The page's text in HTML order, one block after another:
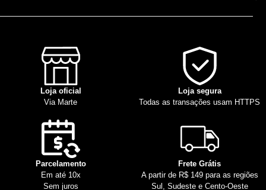
Loja oficial
Via Marte
Loja segura
Todas as transações usam HTTPS
Parcelamento
Em até 10x
Sem juros
Frete Grátis
A partir de R$ 149 para as regiões
Sul, Sudeste e Cento-Oeste